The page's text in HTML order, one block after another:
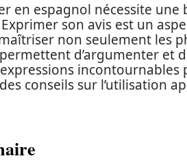
en espagnol nécessite une
son avis est un
non seulement les
d’argumenter et
conseils sur l’utilisation